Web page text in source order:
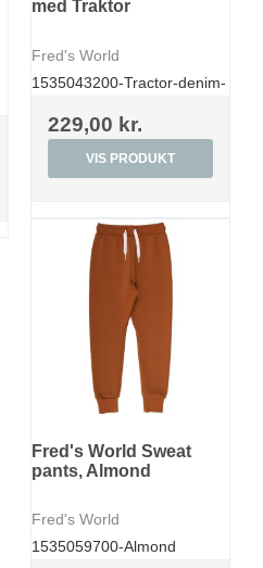
med Traktor
Fred's World
1535043200-Tractor-denim-
229,00 kr.
VIS PRODUKT
Fred's World Sweat
pants, Almond
Fred's World
1535059700-Almond